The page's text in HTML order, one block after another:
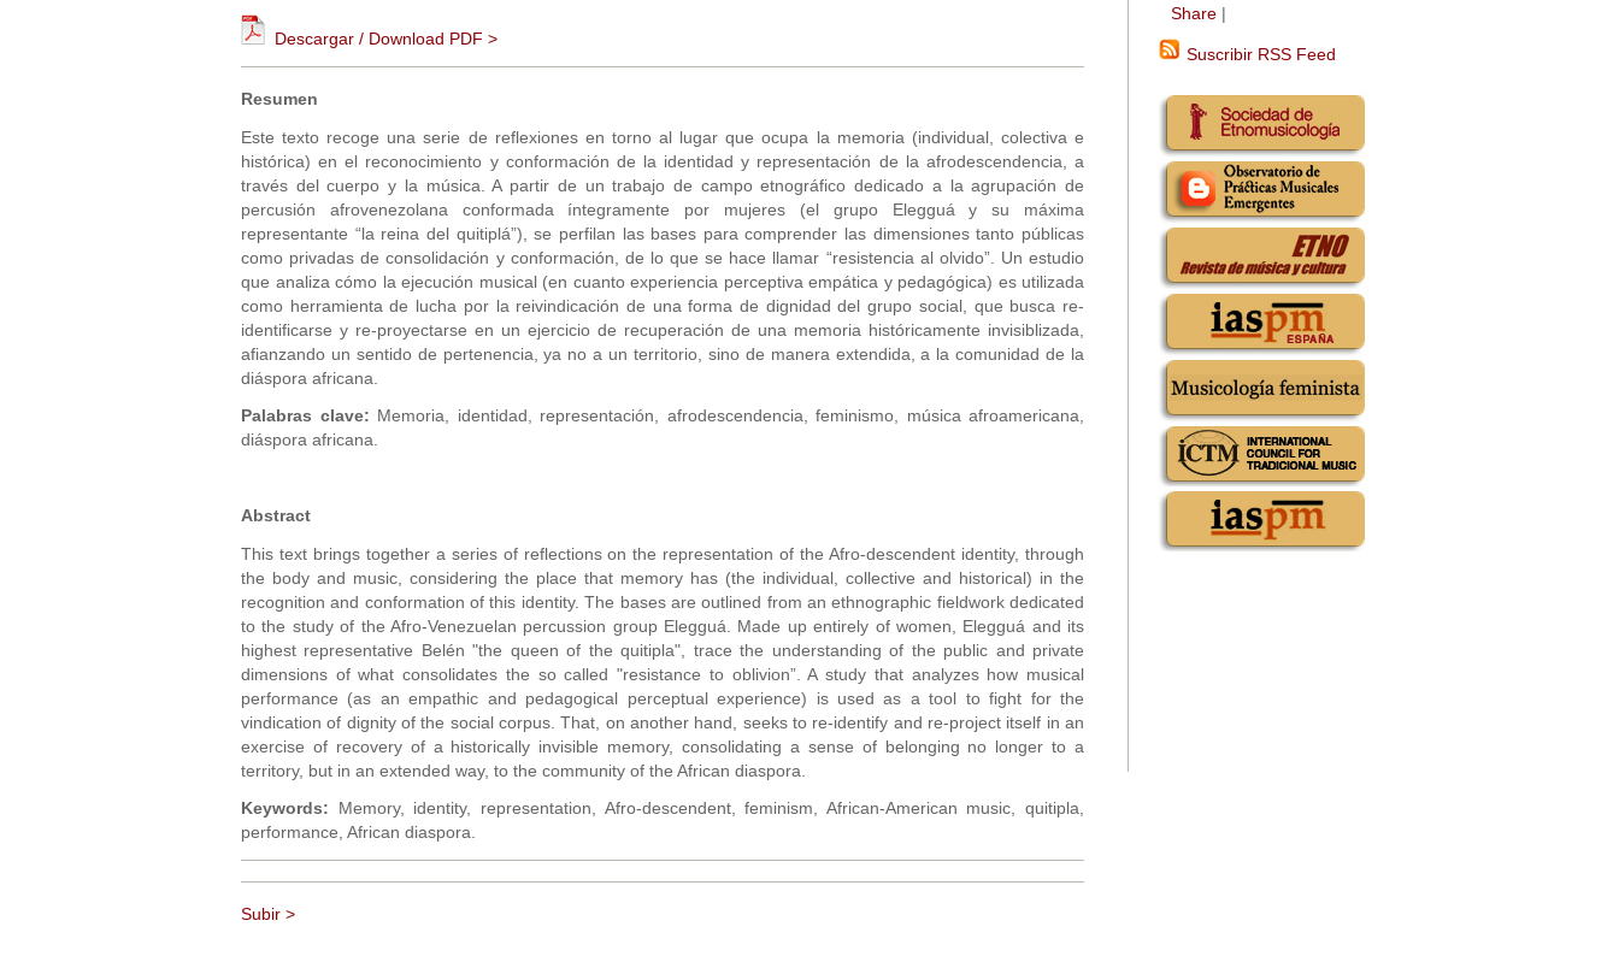
Share |
Suscribir RSS Feed
Descargar / Download PDF >
Resumen
Este texto recoge una serie de reflexiones en torno al lugar que ocupa la memoria (individual, colectiva e
histórica) en el reconocimiento y conformación de la identidad y representación de la afrodescendencia, a
través del cuerpo y la música. A partir de un trabajo de campo etnográfico dedicado a la agrupación de
percusión afrovenezolana conformada íntegramente por mujeres (el grupo Elegguá y su máxima
representante “la reina del quitiplá”), se perfilan las bases para comprender las dimensiones tanto públicas
como privadas de consolidación y conformación, de lo que se hace llamar “resistencia al olvido”. Un estudio
que analiza cómo la ejecución musical (en cuanto experiencia perceptiva empática y pedagógica) es utilizada
como herramienta de lucha por la reivindicación de una forma de dignidad del grupo social, que busca re-
identificarse y re-proyectarse en un ejercicio de recuperación de una memoria históricamente invisiblizada,
afianzando un sentido de pertenencia, ya no a un territorio, sino de manera extendida, a la comunidad de la
diáspora africana.
Palabras clave: Memoria, identidad, representación, afrodescendencia, feminismo, música afroamericana,
diáspora africana.
Abstract
This text brings together a series of reflections on the representation of the Afro-descendent identity, through
the body and music, considering the place that memory has (the individual, collective and historical) in the
recognition and conformation of this identity. The bases are outlined from an ethnographic fieldwork dedicated
to the study of the Afro-Venezuelan percussion group Elegguá. Made up entirely of women, Elegguá and its
highest representative Belén "the queen of the quitipla", trace the understanding of the public and private
dimensions of what consolidates the so called "resistance to oblivion”. A study that analyzes how musical
performance (as an empathic and pedagogical perceptual experience) is used as a tool to fight for the
vindication of dignity of the social corpus. That, on another hand, seeks to re-identify and re-project itself in an
exercise of recovery of a historically invisible memory, consolidating a sense of belonging no longer to a
territory, but in an extended way, to the community of the African diaspora.
Keywords: Memory, identity, representation, Afro-descendent, feminism, African-American music, quitipla,
performance, African diaspora.
Subir >